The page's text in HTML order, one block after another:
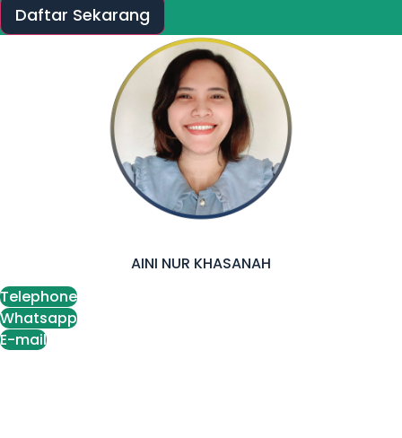
Daftar Sekarang
AINI NUR KHASANAH
Telephone
Whatsapp
E-mail